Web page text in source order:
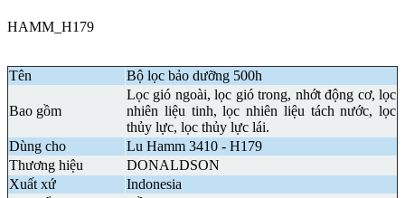
HAMM_H179
Tên Bộ lọc bảo dưỡng 500h
Bao gồm
Lọc gió ngoài, lọc gió trong, nhớt động cơ, lọc
nhiên liệu tinh, lọc nhiên liệu tách nước, lọc
thủy lực, lọc thủy lực lái.
Dùng cho
Lu Hamm 3410 - H179
Thương hiệu
DONALDSON
Xuất xứ
Indonesia